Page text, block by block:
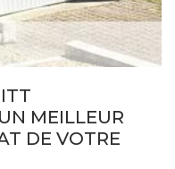
MEILLEUR
DE VOTRE